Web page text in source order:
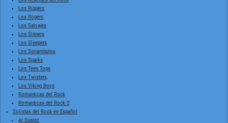
Los Rippers
Los Rogers
Los Salvajes
Los Sinners
Los Sleepers
Los Sonambulos
Los Sparks
Los Teen Tops
Los Twisters
Los Viking Boys
Romanticas del Rock
Romanticas del Rock 2
Solistas del Rock en Español
Al Suarez